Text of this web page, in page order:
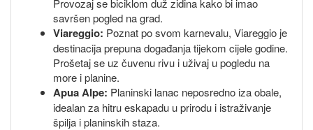
Provozaj se biciklom duž zidina kako bi imao
savršen pogled na grad.
Viareggio: Poznat po svom karnevalu, Viareggio je
destinacija prepuna događanja tijekom cijele godine.
Prošetaj se uz čuvenu rivu i uživaj u pogledu na
more i planine.
Apua Alpe: Planinski lanac neposredno iza obale,
idealan za hitru eskapadu u prirodu i istraživanje
špilja i planinskih staza.